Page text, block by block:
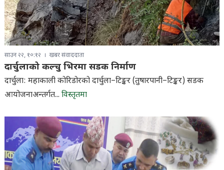
साउन २२, १०:१२ खबर संवाददाता
दार्चुलाको कल्चु भिरमा सडक निर्माण
दार्चुला: महाकाली कोरिडोरको दार्चुला–टिङ्कर (तुषारपानी–टिङ्कर) सडक
आयोजनाअन्तर्गत... विस्तृतमा